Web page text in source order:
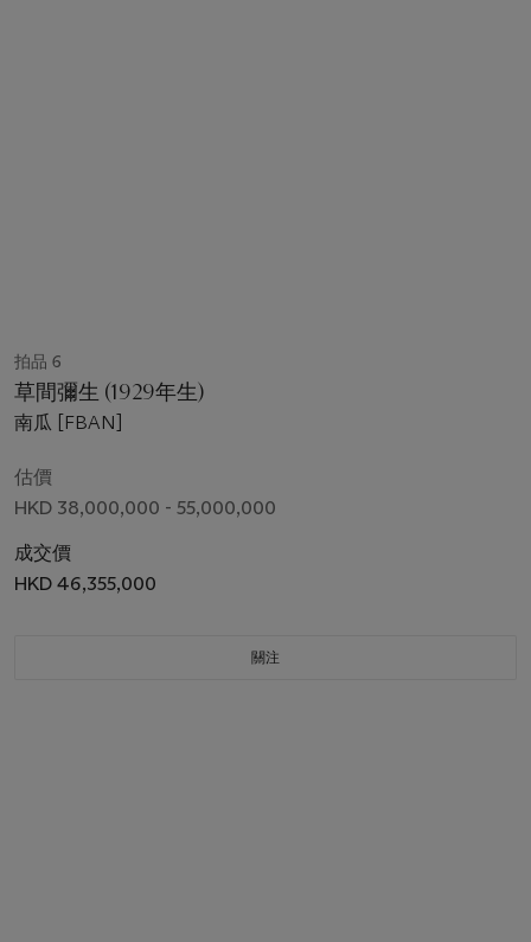
拍品 6
草間彌生 (1929年生)
南瓜 [FBAN]
估價
HKD 38,000,000 - 55,000,000
成交價
HKD 46,355,000
關注